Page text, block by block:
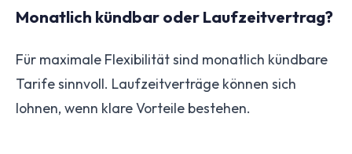
Monatlich kündbar oder Laufzeitvertrag?
Für maximale Flexibilität sind monatlich kündbare
Tarife sinnvoll. Laufzeitverträge können sich
lohnen, wenn klare Vorteile bestehen.